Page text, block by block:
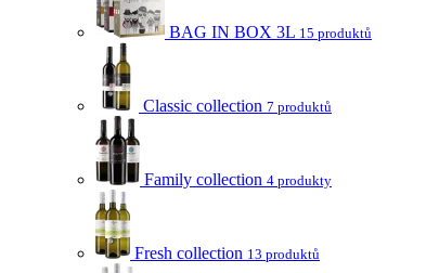
BAG IN BOX 3L 15 produktů
Classic collection 7 produktů
Family collection 4 produkty
Fresh collection 13 produktů